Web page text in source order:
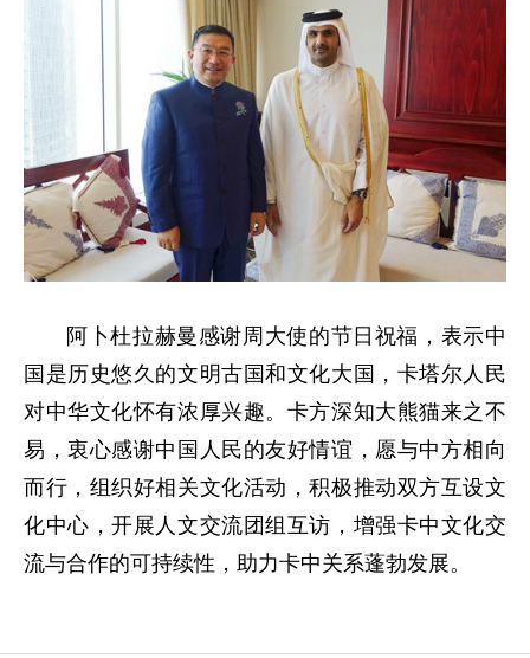
阿卜杜拉赫曼感谢周大使的节日祝福，表示中
国是历史悠久的文明古国和文化大国，卡塔尔人民
对中华文化怀有浓厚兴趣。卡方深知大熊猫来之不
易，衷心感谢中国人民的友好情谊，愿与中方相向
而行，组织好相关文化活动，积极推动双方互设文
化中心，开展人文交流团组互访，增强卡中文化交
流与合作的可持续性，助力卡中关系蓬勃发展。